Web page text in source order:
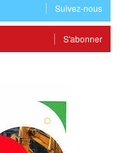
Suivez-nous
S'abonner